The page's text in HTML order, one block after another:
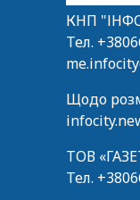
КНП
Тел.
Щодо
ТОВ
Тел.